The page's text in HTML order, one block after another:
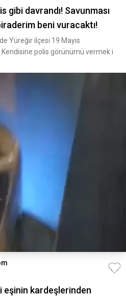
gibi davrandı! Savunması
beni vuracaktı!
Yüreğir ilçesi 19 Mayıs
polis görünümü vermek i
eşinin kardeşlerinden